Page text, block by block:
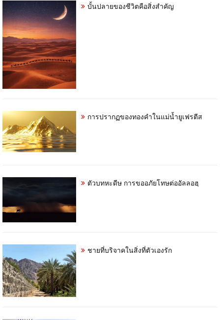
บั้นปลายของชีวิตคือสิ่งสำคัญ
การปรากฏของทองคำในแม่น้ำยูเฟรตีส
ตัวบทหะดีษ การขออภัยโทษต่ออัลลอฮฺ
ชายที่บริจาคในสิ่งที่ตัวเองรัก